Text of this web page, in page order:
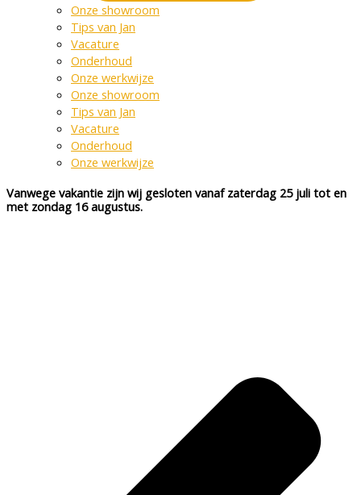
Onze showroom
Tips van Jan
Vacature
Onderhoud
Onze werkwijze
Onze showroom
Tips van Jan
Vacature
Onderhoud
Onze werkwijze
Vanwege vakantie zijn wij gesloten vanaf zaterdag 25 juli tot en
met zondag 16 augustus.